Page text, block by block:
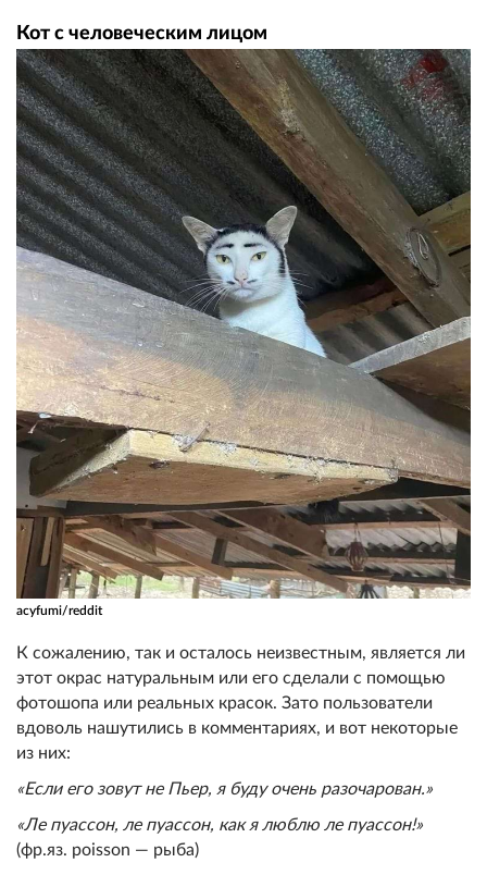
Кот с человеческим лицом
acyfumi/reddit
К сожалению, так и осталось неизвестным, является ли
этот окрас натуральным или его сделали с помощью
фотошопа или реальных красок. Зато пользователи
вдоволь нашутились в комментариях, и вот некоторые
из них:
«Если его зовут не Пьер, я буду очень разочарован.»
«Ле пуассон, ле пуассон, как я люблю ле пуассон!»
(фр.яз. poisson — рыба)